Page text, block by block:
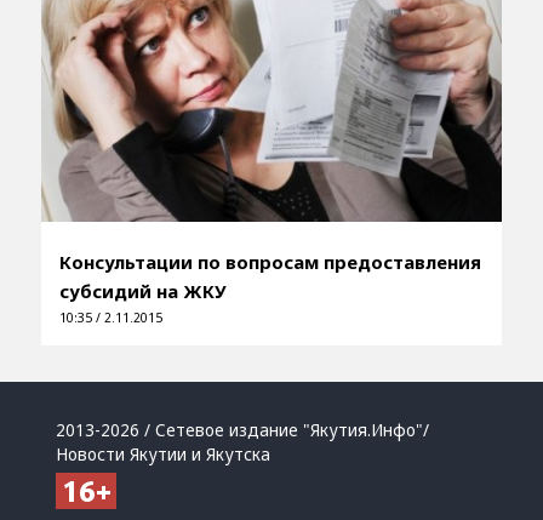
Консультации по вопросам предоставления
субсидий на ЖКУ
10:35 / 2.11.2015
2013-2026 / Сетевое издание "Якутия.Инфо"/
Новости Якутии и Якутска